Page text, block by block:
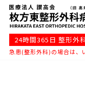
24時間365日 整形外
急患(整形外科)の場合は、